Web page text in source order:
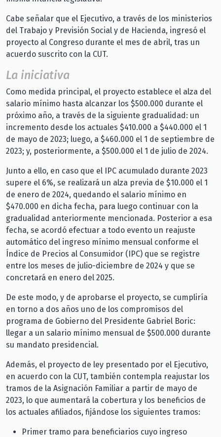
Cabe señalar que el Ejecutivo, a través de los ministerios
del Trabajo y Previsión Social y de Hacienda, ingresó el
proyecto al Congreso durante el mes de abril, tras un
acuerdo suscrito con la CUT.
La iniciativa
Como medida principal, el proyecto establece el alza del
salario mínimo hasta alcanzar los $500.000 durante el
próximo año, a través de la siguiente gradualidad: un
incremento desde los actuales $410.000 a $440.000 el 1
de mayo de 2023; luego, a $460.000 el 1 de septiembre de
2023; y, posteriormente, a $500.000 el 1 de julio de 2024.
Junto a ello, en caso que el IPC acumulado durante 2023
supere el 6%, se realizará un alza previa de $10.000 el 1
de enero de 2024, quedando el salario mínimo en
$470.000 en dicha fecha, para luego continuar con la
gradualidad anteriormente mencionada. Posterior a esa
fecha, se acordó efectuar a todo evento un reajuste
automático del ingreso mínimo mensual conforme el
Índice de Precios al Consumidor (IPC) que se registre
entre los meses de julio-diciembre de 2024 y que se
concretará en enero del 2025.
De este modo, y de aprobarse el proyecto, se cumpliría
en torno a dos años uno de los compromisos del
programa de Gobierno del Presidente Gabriel Boric:
llegar a un salario mínimo mensual de $500.000 durante
su mandato presidencial.
Además, el proyecto de ley presentado por el Ejecutivo,
en acuerdo con la CUT, también contempla reajustar los
tramos de la Asignación Familiar a partir de mayo de
2023, lo que aumentará la cobertura y los beneficios de
los actuales afiliados, fijándose los siguientes tramos:
Primer tramo para beneficiarios cuyo ingreso